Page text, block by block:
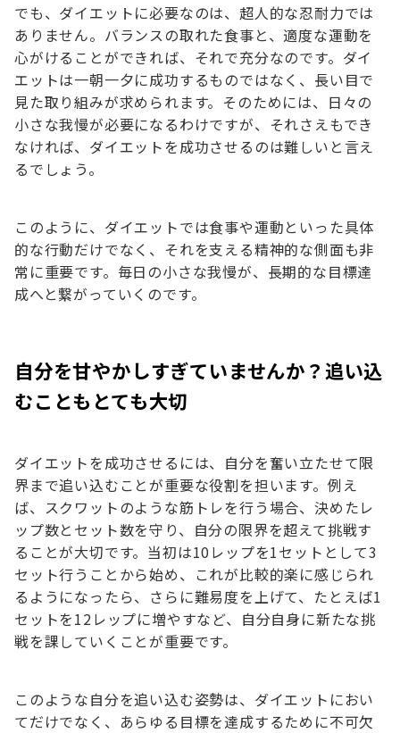
でも、ダイエットに必要なのは、超人的な忍耐力では
ありません。バランスの取れた食事と、適度な運動を
心がけることができれば、それで充分なのです。ダイ
エットは一朝一夕に成功するものではなく、長い目で
見た取り組みが求められます。そのためには、日々の
小さな我慢が必要になるわけですが、それさえもでき
なければ、ダイエットを成功させるのは難しいと言え
るでしょう。
このように、ダイエットでは食事や運動といった具体
的な行動だけでなく、それを支える精神的な側面も非
常に重要です。毎日の小さな我慢が、長期的な目標達
成へと繋がっていくのです。
自分を甘やかしすぎていませんか？追い込
むこともとても大切
ダイエットを成功させるには、自分を奮い立たせて限
界まで追い込むことが重要な役割を担います。例え
ば、スクワットのような筋トレを行う場合、決めたレ
ップ数とセット数を守り、自分の限界を超えて挑戦す
ることが大切です。当初は10レップを1セットとして3
セット行うことから始め、これが比較的楽に感じられ
るようになったら、さらに難易度を上げて、たとえば1
セットを12レップに増やすなど、自分自身に新たな挑
戦を課していくことが重要です。
このような自分を追い込む姿勢は、ダイエットにおい
てだけでなく、あらゆる目標を達成するために不可欠